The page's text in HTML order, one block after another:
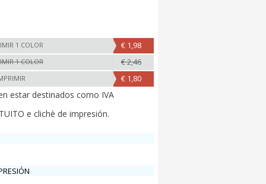
1 COLOR € 1,98
1 COLOR € 2,46
€ 1,80
estar destinados como IVA
e clichè de impresión.